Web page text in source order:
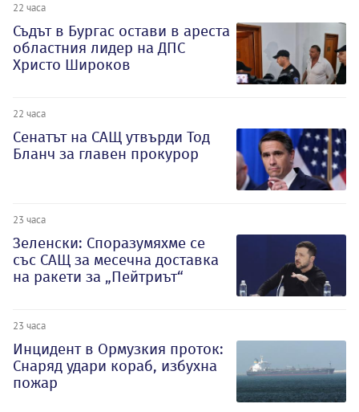
22 часа
Съдът в Бургас остави в ареста
областния лидер на ДПС
Христо Широков
22 часа
Сенатът на САЩ утвърди Тод
Бланч за главен прокурор
23 часа
Зеленски: Споразумяхме се
със САЩ за месечна доставка
на ракети за „Пейтриът“
23 часа
Инцидент в Ормузкия проток:
Снаряд удари кораб, избухна
пожар